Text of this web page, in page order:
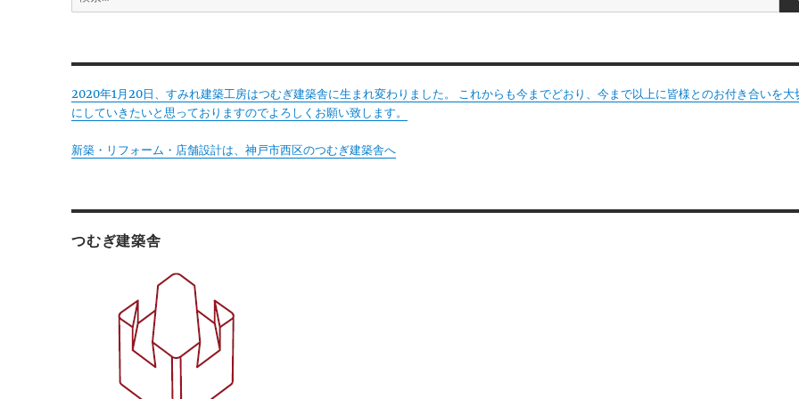
索:
2020年1月20日、すみれ建築工房はつむぎ建築舎に生まれ変わりました。 これからも今までどおり、今まで以上に皆様とのお付き合いを大
にしていきたいと思っておりますのでよろしくお願い致します。
新築・リフォーム・店舗設計は、神戸市西区のつむぎ建築舎へ
つむぎ建築舎